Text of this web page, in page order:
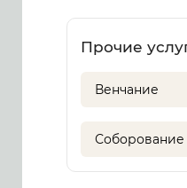
Прочие
Венчание
Соборование